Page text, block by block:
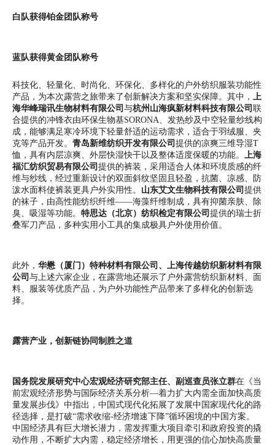
白队获得铂金团队称号
蓝队获得黄金团队称号
科技化、轻量化、时尚化、环保化、多样化的户外纺织服装功能性
产品，为本次露营之旅带来了创新解决方案和坚实保障。其中， 上
海华峰瑞讯生物材料有限公司 与杭州山海疯新材料科技有限公司 联
合提供的冲锋衣由环保生物基SORONA、发热纱及中空轻量纱线构
成，能够满足寒冷环境下轻量舒适的运动需求，适合于羽绒服、夹
克等产品开发。 青岛新维纺织开发有限公司 提供的凉爽三维导湿T
恤，具有内层凉爽、外层快湿快干以及整体适度保暖的功能。 上海
福汇纺织贸易有限公司 提供的裤装，采用适合人体和环境质感的纤
维与纱线，经过重新设计的双面斜纹坚固且轻盈，抗菌、凉感、防
泼水面料使裤装更具户外实用性。 山东艾文生物科技有限公司 提供
的袜子，由高性能纺织纤维——海藻纤维制成，具有抑菌亲肤、除
臭、吸湿等功能。 特思达（北京）纺织检定有限公司 提供的瑞士折
叠军刀产品，多种实用小工具的集成极具户外使用价值。
此外， 华懋（厦门）特种材料有限公司、上海传越纺织新材料有限
公司 与上述六家企业，在露营地还展示了户外露营纺织新材料、面
料、服装等优质产品，为户外功能性产品带来了多样化的创新选
择。
露营产业，创新链协同制胜之道
国务院发展研究中心宏观经济研究部主任、副巡查员张立群在《当
前宏观经济形势与国际经济关系分析—着力扩大内需全面加快高质
量发展步伐》中指出，中国式现代化拓展了发展中国家现代化的路
径选择，是打破“需求收缩-经济增速下降”循环困境的中国方案。
中国经济具有巨大增长潜力，需发挥重大项目牵引和政府投资的撬
动作用，不断扩大内需，稳定经济增长，用更强的信心加快高质量